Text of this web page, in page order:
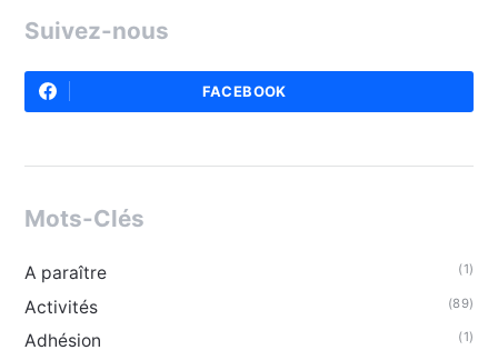
Suivez-nous
FACEBOOK
Mots-Clés
A paraître (1)
Activités (89)
Adhésion (1)